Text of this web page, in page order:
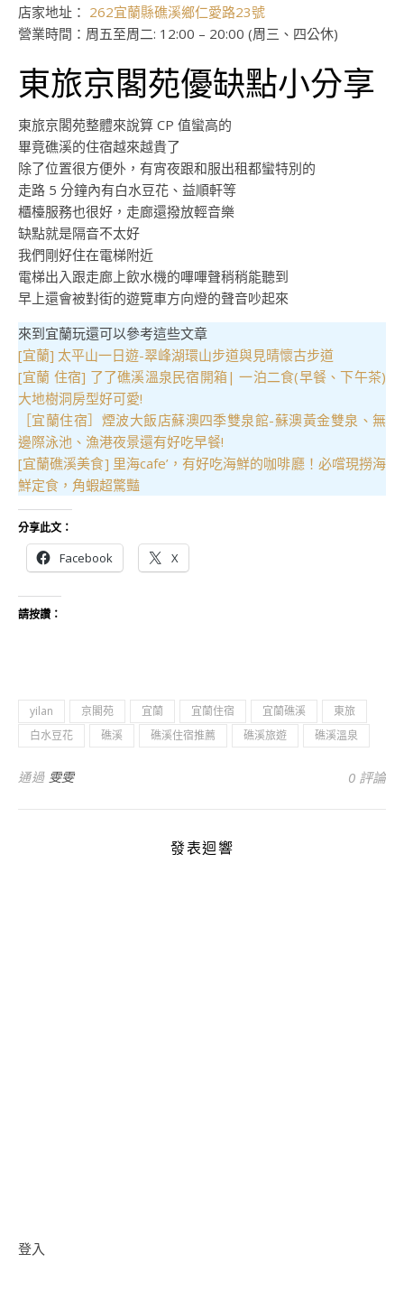
店家地址： 262宜蘭縣礁溪鄉仁愛路23號
營業時間：周五至周二: 12:00 – 20:00 (周三、四公休)
東旅京閣苑優缺點小分享
東旅京閣苑整體來說算 CP 值蠻高的
畢竟礁溪的住宿越來越貴了
除了位置很方便外，有宵夜跟和服出租都蠻特別的
走路 5 分鐘內有白水豆花、益順軒等
櫃檯服務也很好，走廊還撥放輕音樂
缺點就是隔音不太好
我們剛好住在電梯附近
電梯出入跟走廊上飲水機的嗶嗶聲稍稍能聽到
早上還會被對街的遊覽車方向燈的聲音吵起來
來到宜蘭玩還可以參考這些文章
[宜蘭] 太平山一日遊-翠峰湖環山步道與見晴懷古步道
[宜蘭 住宿] 了了礁溪溫泉民宿開箱| 一泊二食(早餐、下午茶)
大地樹洞房型好可愛!
［宜蘭住宿］煙波大飯店蘇澳四季雙泉館-蘇澳黃金雙泉、無
邊際泳池、漁港夜景還有好吃早餐!
[宜蘭礁溪美食] 里海cafe’，有好吃海鮮的咖啡廳！必嚐現撈海
鮮定食，角蝦超驚豔
分享此文：
Facebook X
請按讚：
yilan 京閣苑 宜蘭 宜蘭住宿 宜蘭礁溪
東旅
白水豆花
礁溪 礁溪住宿推薦 礁溪旅遊 礁溪溫泉
通過 雯雯 0 評論
發表迴響
登入